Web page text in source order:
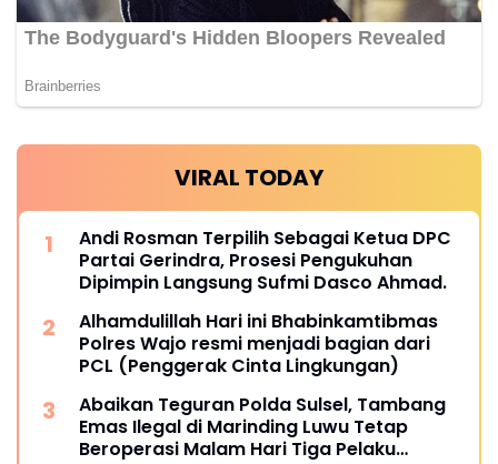
VIRAL TODAY
Andi Rosman Terpilih Sebagai Ketua DPC
Partai Gerindra, Prosesi Pengukuhan
Dipimpin Langsung Sufmi Dasco Ahmad.
Alhamdulillah Hari ini Bhabinkamtibmas
Polres Wajo resmi menjadi bagian dari
PCL (Penggerak Cinta Lingkungan)
Abaikan Teguran Polda Sulsel, Tambang
Emas Ilegal di Marinding Luwu Tetap
Beroperasi Malam Hari Tiga Pelaku